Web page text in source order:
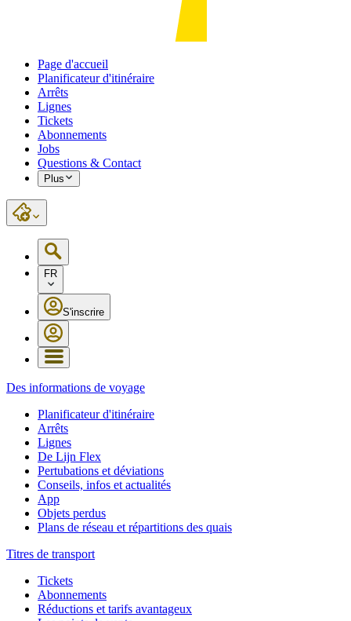
Page d'accueil
Planificateur d'itinéraire
Arrêts
Lignes
Tickets
Abonnements
Jobs
Questions & Contact
Plus
FR
S'inscrire
Des informations de voyage
Planificateur d'itinéraire
Arrêts
Lignes
De Lijn Flex
Pertubations et déviations
Conseils, infos et actualités
App
Objets perdus
Plans de réseau et répartitions des quais
Titres de transport
Tickets
Abonnements
Réductions et tarifs avantageux